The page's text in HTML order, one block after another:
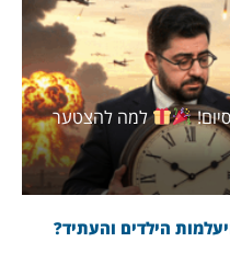
למה להצטער
הילדים והעתיד?